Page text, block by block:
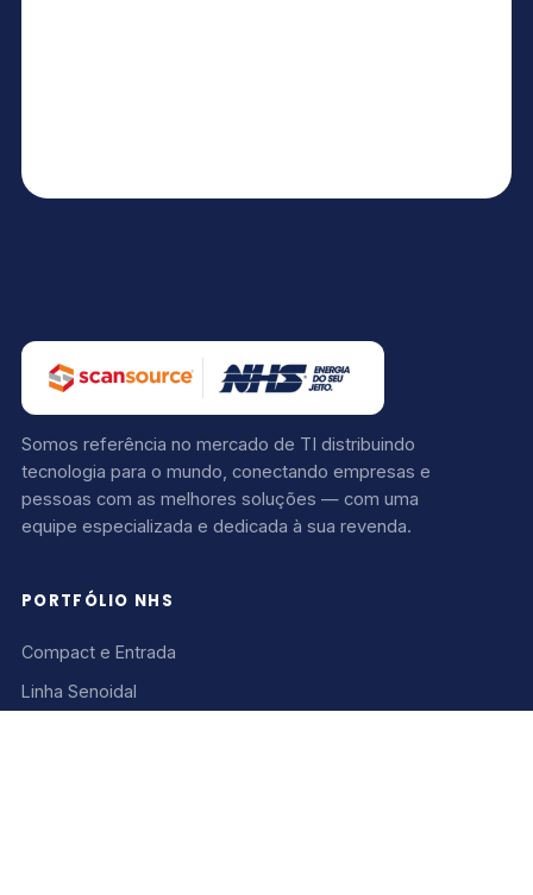
Somos referência no mercado de TI distribuindo
tecnologia para o mundo, conectando empresas e
pessoas com as melhores soluções — com uma
equipe especializada e dedicada à sua revenda.
PORTFÓLIO NHS
Compact e Entrada
Linha Senoidal